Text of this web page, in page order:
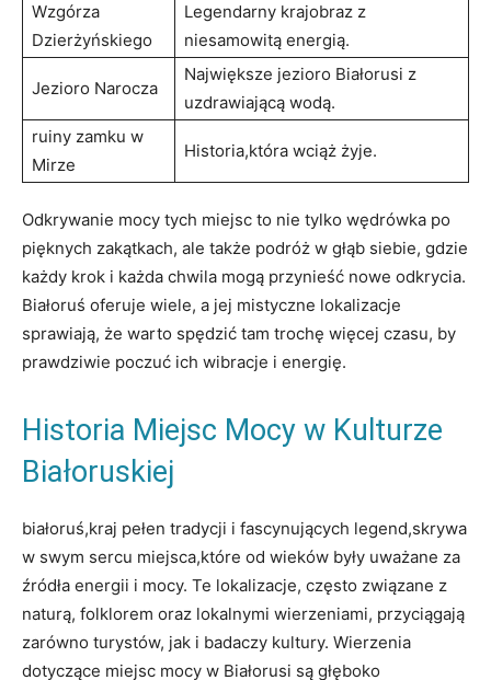
Wzgórza
Dzierżyńskiego
Legendarny krajobraz z
niesamowitą energią.
Jezioro Narocza
Największe jezioro ‌Białorusi z
uzdrawiającą wodą.
ruiny zamku w
Mirze
Historia,która wciąż⁢ żyje.
Odkrywanie mocy tych miejsc to nie tylko wędrówka po
pięknych zakątkach, ale także podróż w głąb siebie, gdzie
każdy krok i każda ​chwila‍ mogą przynieść nowe odkrycia.
‌Białoruś oferuje wiele, a ⁢jej ‍mistyczne lokalizacje
sprawiają, że warto spędzić tam trochę więcej czasu, by
prawdziwie poczuć⁤ ich wibracje i energię.
Historia Miejsc Mocy w⁤ Kulturze
Białoruskiej
białoruś,kraj pełen tradycji i fascynujących legend,skrywa
w swym sercu miejsca,które od‍ wieków były uważane za
źródła energii i mocy. Te lokalizacje, często związane z
naturą, ⁣folklorem‌ oraz lokalnymi wierzeniami, ⁤przyciągają
zarówno turystów, jak i badaczy ⁣kultury. Wierzenia
dotyczące miejsc mocy w Białorusi‍ są głęboko